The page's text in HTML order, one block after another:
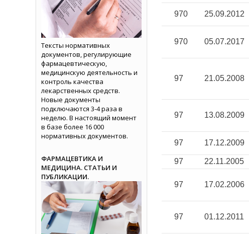
970 25.09.2012
970 05.07.2017
97 21.05.2008
97 13.08.2009
97 17.12.2009
97
22.11.2005
97 17.02.2006
97 01.12.2011
Тексты нормативных
документов, регулирующие
фармацевтическую,
медицинскую деятельность и
контроль качества
лекарственных средств.
Новые документы
подключаются 3-4 раза в
неделю. В настоящий момент
в базе более 16 000
нормативных документов.
ФАРМАЦЕВТИКА И
МЕДИЦИНА. СТАТЬИ И
ПУБЛИКАЦИИ.